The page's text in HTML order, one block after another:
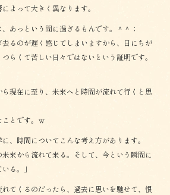
よって大きく異なります。
あっという間に過ぎるもんです。＾＾；
るのが遅く感じてしまいますから、日にちが
らくて苦しい日々ではないという証明です。
現在に至り、未来へと時間が流れて行くと思
とです。ｗ
、時間についてこんな考え方があります。
未来から流れて来る。そして、今という瞬間に
る。」
てくるのだったら、過去に思いを馳せて、恨